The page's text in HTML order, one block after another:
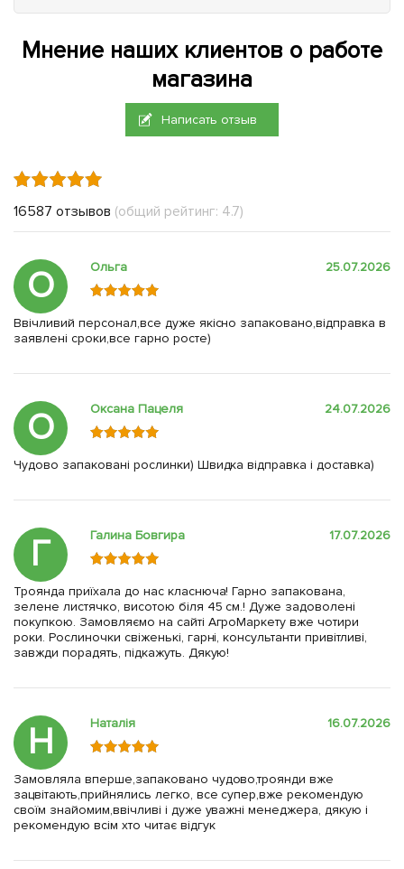
Мнение наших клиентов о работе
магазина
Написать отзыв
16587 отзывов (общий рейтинг: 4.7)
О Ольга 25.07.2026
Ввічливий персонал,все дуже якісно запаковано,відправка в
заявлені сроки,все гарно росте)
О Оксана Пацеля 24.07.2026
Чудово запаковані рослинки) Швидка відправка і доставка)
Г Галина Бовгира 17.07.2026
Троянда приїхала до нас класнюча! Гарно запакована,
зелене листячко, висотою біля 45 см.! Дуже задоволені
покупкою. Замовляємо на сайті АгроМаркету вже чотири
роки. Рослиночки свіженькі, гарні, консультанти привітливі,
завжди порадять, підкажуть. Дякую!
Н Наталія 16.07.2026
Замовляла вперше,запаковано чудово,троянди вже
зацвітають,прийнялись легко, все супер,вже рекомендую
своїм знайомим,ввічливі і дуже уважні менеджера, дякую і
рекомендую всім хто читає відгук